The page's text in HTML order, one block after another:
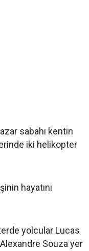
sabahı kentin
iki helikopter
hayatını
yolcular Lucas
Souza yer